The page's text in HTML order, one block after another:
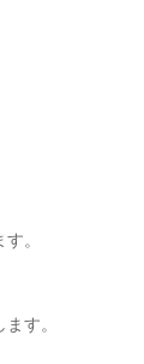
。
す。